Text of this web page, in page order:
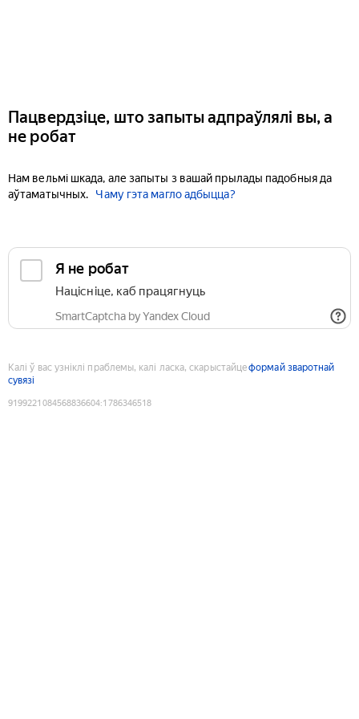
Пацвердзіце, што запыты адпраўлялі вы, а
не робат
Нам вельмі шкада, але запыты з вашай прылады падобныя да
аўтаматычных.
Чаму гэта магло адбыцца?
Я не робат
Націсніце, каб працягнуць
SmartCaptcha by Yandex Cloud
Калі ў вас узніклі праблемы, калі ласка, скарыстайцеформай зваротнай
сувязі
9199221084568836604:1786346518